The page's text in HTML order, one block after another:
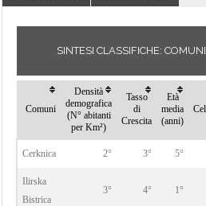
SINTESI CLASSIFICHE:
Comuni
Densità
demografica
(N° abitanti
per Km²)
Tasso
di
Crescita
Età
media
(anni)
Cerknica 2° 3° 5°
Ilirska
Bistrica
3° 4° 1°